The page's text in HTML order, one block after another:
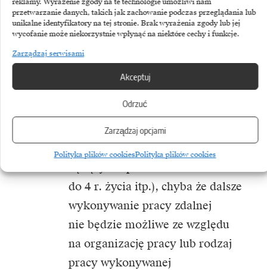
przetwarzanie danych, takich jak zachowanie podczas przeglądania lub
unikalne identyfikatory na tej stronie. Brak wyrażenia zgody lub jej
wycofanie może niekorzystnie wpłynąć na niektóre cechy i funkcje.
Zarządzaj serwisami
Akceptuj
Odrzuć
Zarządzaj opcjami
Polityka plików cookiesPolityka plików cookies
w dniu następującym po upływie 30
dni od dnia otrzymania wniosku.
Uprawnienie pracodawcy w tym
zakresie nie będzie jednak mogło
dotyczyć pracowników
wykonujących pracę zdalną na swój
– wiążący dla pracodawcy –
wniosek (tzn. pracowników
do 4 r. życia itp.), chyba że dalsze
wykonywanie pracy zdalnej
nie będzie możliwe ze względu
na organizację pracy lub rodzaj
pracy wykonywanej